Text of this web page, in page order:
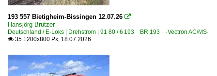
6 187 BR 187 ·Traxx AC3· Private
6 189 BR 189 ·ES 64 F4·
6 189 BR 189 ·ES 64 F4· Private
6 192 BR 192 ·Smartron·
6 193 ¦ 7 193 BR 193 ·Vectron AC/MS· 'X4 E' Private
193 557 Bietigheim-Bissingen 12.07.26 
Hansjörg Brutzer
Deutschland / E-Loks | Drehstrom | 91 80 / 6 193 BR 193 ·Vectron AC/MS·
 35 1200x800 Px, 18.07.2026